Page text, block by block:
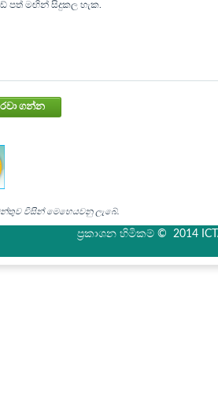
පත් මඟින් සිදුකල හැක.
මාර්ගගතව වෙන්කරවා ගන්න
විසින් මෙහෙයවනු ලැබේ.
ප්‍රකාශන හිමිකම් © 2014